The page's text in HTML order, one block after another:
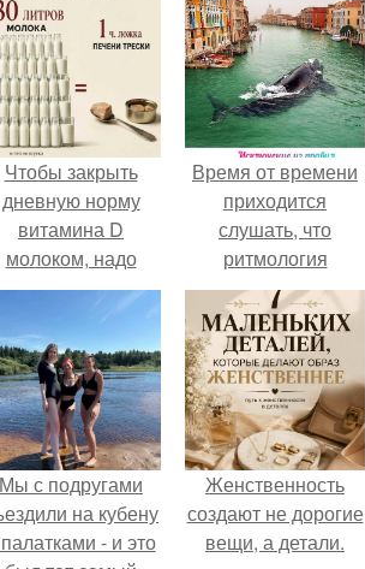
Чтобы закрыть
дневную норму
витамина D
молоком, надо
30 литров
чайную ложку
печени трески.
Время от времени
приходится
слушать, что
ритмология
подходит ко всему
уж слишком
стандартно.
Мы с подругами
на кубену
- и это
Женственность
создают не дорогие
вещи, а детали.